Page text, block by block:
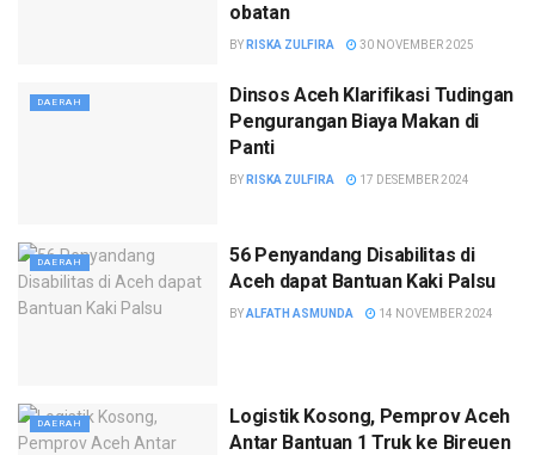
obatan
BY RISKA ZULFIRA 30 NOVEMBER 2025
DAERAH
Dinsos Aceh Klarifikasi Tudingan
Pengurangan Biaya Makan di
Panti
BY RISKA ZULFIRA 17 DESEMBER 2024
DAERAH
56 Penyandang Disabilitas di
Aceh dapat Bantuan Kaki Palsu
BYALFATH ASMUNDA 14 NOVEMBER 2024
DAERAH
Logistik Kosong, Pemprov Aceh
Antar Bantuan 1 Truk ke Bireuen